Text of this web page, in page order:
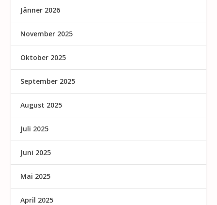
Jänner 2026
November 2025
Oktober 2025
September 2025
August 2025
Juli 2025
Juni 2025
Mai 2025
April 2025